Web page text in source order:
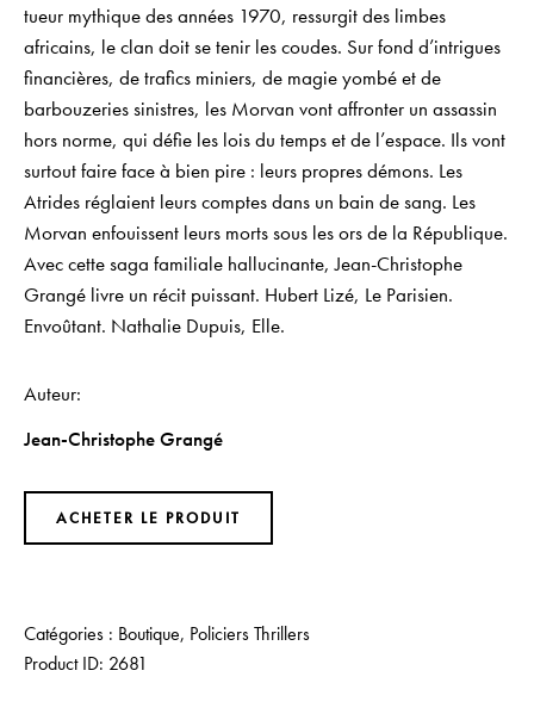
tueur mythique des années 1970, ressurgit des limbes
africains, le clan doit se tenir les coudes. Sur fond d’intrigues
financières, de trafics miniers, de magie yombé et de
barbouzeries sinistres, les Morvan vont affronter un assassin
hors norme, qui défie les lois du temps et de l’espace. Ils vont
surtout faire face à bien pire : leurs propres démons. Les
Atrides réglaient leurs comptes dans un bain de sang. Les
Morvan enfouissent leurs morts sous les ors de la République.
Avec cette saga familiale hallucinante, Jean-Christophe
Grangé livre un récit puissant. Hubert Lizé, Le Parisien.
Envoûtant. Nathalie Dupuis, Elle.
Auteur
Jean-Christophe Grangé
ACHETER LE PRODUIT
Catégories : Boutique, Policiers Thrillers
Product ID: 2681